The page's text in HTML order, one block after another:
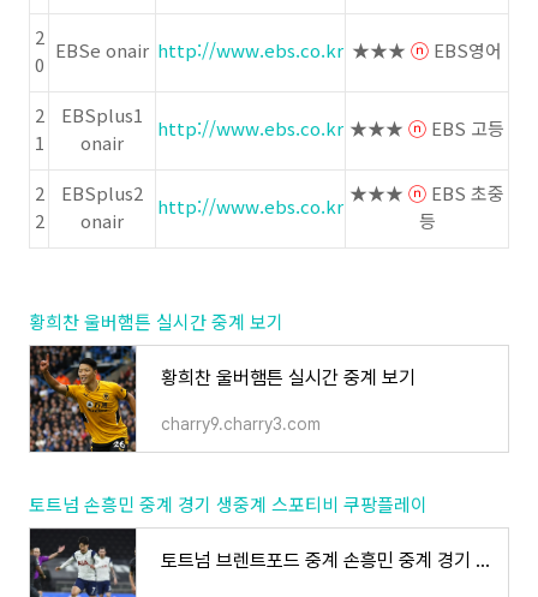
2
0
EBSe onair http://www.ebs.co.kr ★★★ ⓝ EBS영어
2
1
EBSplus1
onair
http://www.ebs.co.kr ★★★ ⓝ EBS 고등
2
2
EBSplus2
onair
http://www.ebs.co.kr
★★★ ⓝ EBS 초중
등
황희찬 울버햄튼 실시간 중계 보기
황희찬 울버햄튼 실시간 중계 보기
charry9.charry3.com
토트넘 손흥민 중계 경기 생중계 스포티비 쿠팡플레이
토트넘 브렌트포드 중계 손흥민 중계 경기 생중계 스포티비 쿠팡플레이